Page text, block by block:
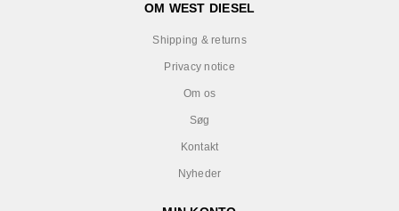
OM WEST DIESEL
Shipping & returns
Privacy notice
Om os
Søg
Kontakt
Nyheder